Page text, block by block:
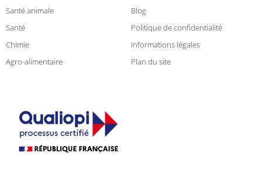
Santé animale
Santé
Chimie
Agro-alimentaire
Blog
Politique de confidentialité
Informations légales
Plan du site